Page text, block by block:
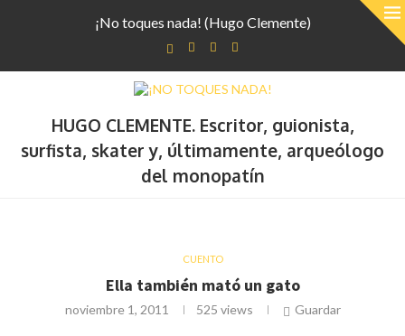
¡No toques nada! (Hugo Clemente)
HUGO CLEMENTE. Escritor, guionista,
surfista, skater y, últimamente, arqueólogo
del monopatín
CUENTO
Ella también mató un gato
noviembre 1, 2011 525 views Guardar